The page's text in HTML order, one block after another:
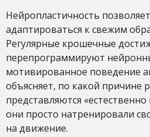
Нейропластичность
адаптироваться к свежим
Регулярные крошечные
перепрограммируют
мотивированное поведение
объясняет, по какой причине
представляются
они просто натренировали
на движение.